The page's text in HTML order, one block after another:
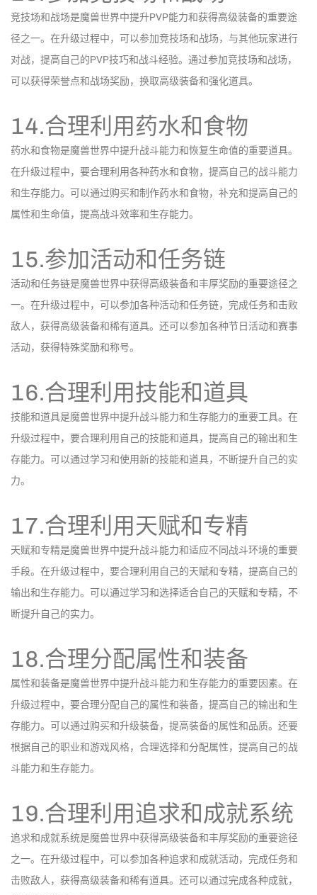
竞技场和战场是魔兽世界中提升PVP能力和获得高级装备的重要途
径之一。在升级过程中，可以参加竞技场和战场，与其他玩家进行
对战，提高自己的PVP技巧和战斗经验。通过参加竞技场和战场，
可以获得荣誉点和战场奖励，换取高级装备和强化道具。
14.合理利用药水和食物
药水和食物是魔兽世界中提升战斗能力和恢复生命值的重要道具。
在升级过程中，要合理利用各种药水和食物，提高自己的战斗能力
和生存能力。可以通过购买和制作药水和食物，补充和提高自己的
属性和生命值，提高战斗效率和生存能力。
15.参加活动和任务链
活动和任务链是魔兽世界中获得高级装备和丰厚奖励的重要途径之
一。在升级过程中，可以参加各种活动和任务链，完成任务和击败
敌人，获得高级装备和稀有道具。还可以参加各种节日活动和赛事
活动，获得特殊奖励和称号。
16.合理利用技能和道具
技能和道具是魔兽世界中提升战斗能力和生存能力的重要工具。在
升级过程中，要合理利用自己的技能和道具，提高自己的输出和生
存能力。可以通过学习和使用新的技能和道具，不断提升自己的实
力。
17.合理利用天赋和专精
天赋和专精是魔兽世界中提升战斗能力和适应不同战斗环境的重要
手段。在升级过程中，要合理利用自己的天赋和专精，提高自己的
输出和生存能力。可以通过学习和选择适合自己的天赋和专精，不
断提升自己的实力。
18.合理分配属性和装备
属性和装备是魔兽世界中提升战斗能力和生存能力的重要因素。在
升级过程中，要合理分配自己的属性和装备，提高自己的输出和生
存能力。可以通过购买和升级装备，提高装备的属性和品质。还要
根据自己的职业和游戏风格，合理选择和分配属性，提高自己的战
斗能力和生存能力。
19.合理利用追求和成就系统
追求和成就系统是魔兽世界中获得高级装备和丰厚奖励的重要途径
之一。在升级过程中，可以参加各种追求和成就活动，完成任务和
击败敌人，获得高级装备和稀有道具。还可以通过完成各种成就，